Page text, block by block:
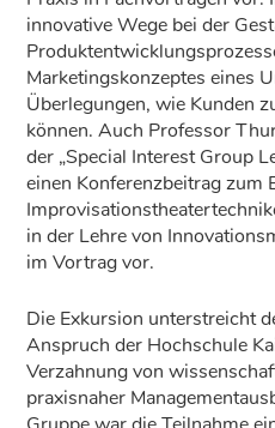
innovative Wege bei der
Marketingskonzeptes eines
Überlegungen, wie Kunden
können. Auch Professor
der „Special Interest Group
einen Konferenzbeitrag zum
in der Lehre von
im Vortrag vor.
Die Exkursion unterstreicht
Anspruch der Hochschule
Verzahnung von
praxisnaher
Gruppe war die Teilnahme